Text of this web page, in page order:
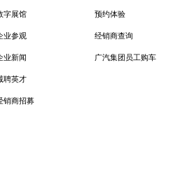
字展馆
业参观
业新闻
聘英才
销商招募
预约体验
经销商查询
广汽集团员工购车